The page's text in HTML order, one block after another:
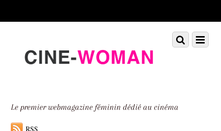
down
Le premier webmagazine féminin dédié au cinéma
RSS
Menu
Scroll
down